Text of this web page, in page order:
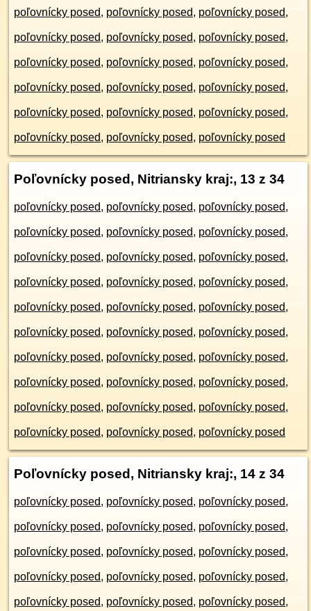
poľovnícky posed, poľovnícky posed, poľovnícky posed,
poľovnícky posed, poľovnícky posed, poľovnícky posed,
poľovnícky posed, poľovnícky posed, poľovnícky posed,
poľovnícky posed, poľovnícky posed, poľovnícky posed,
poľovnícky posed, poľovnícky posed, poľovnícky posed,
poľovnícky posed, poľovnícky posed, poľovnícky posed
Poľovnícky posed, Nitriansky kraj:, 13 z 34
poľovnícky posed, poľovnícky posed, poľovnícky posed,
poľovnícky posed, poľovnícky posed, poľovnícky posed,
poľovnícky posed, poľovnícky posed, poľovnícky posed,
poľovnícky posed, poľovnícky posed, poľovnícky posed,
poľovnícky posed, poľovnícky posed, poľovnícky posed,
poľovnícky posed, poľovnícky posed, poľovnícky posed,
poľovnícky posed, poľovnícky posed, poľovnícky posed,
poľovnícky posed, poľovnícky posed, poľovnícky posed,
poľovnícky posed, poľovnícky posed, poľovnícky posed,
poľovnícky posed, poľovnícky posed, poľovnícky posed
Poľovnícky posed, Nitriansky kraj:, 14 z 34
poľovnícky posed, poľovnícky posed, poľovnícky posed,
poľovnícky posed, poľovnícky posed, poľovnícky posed,
poľovnícky posed, poľovnícky posed, poľovnícky posed,
poľovnícky posed, poľovnícky posed, poľovnícky posed,
poľovnícky posed, poľovnícky posed, poľovnícky posed,